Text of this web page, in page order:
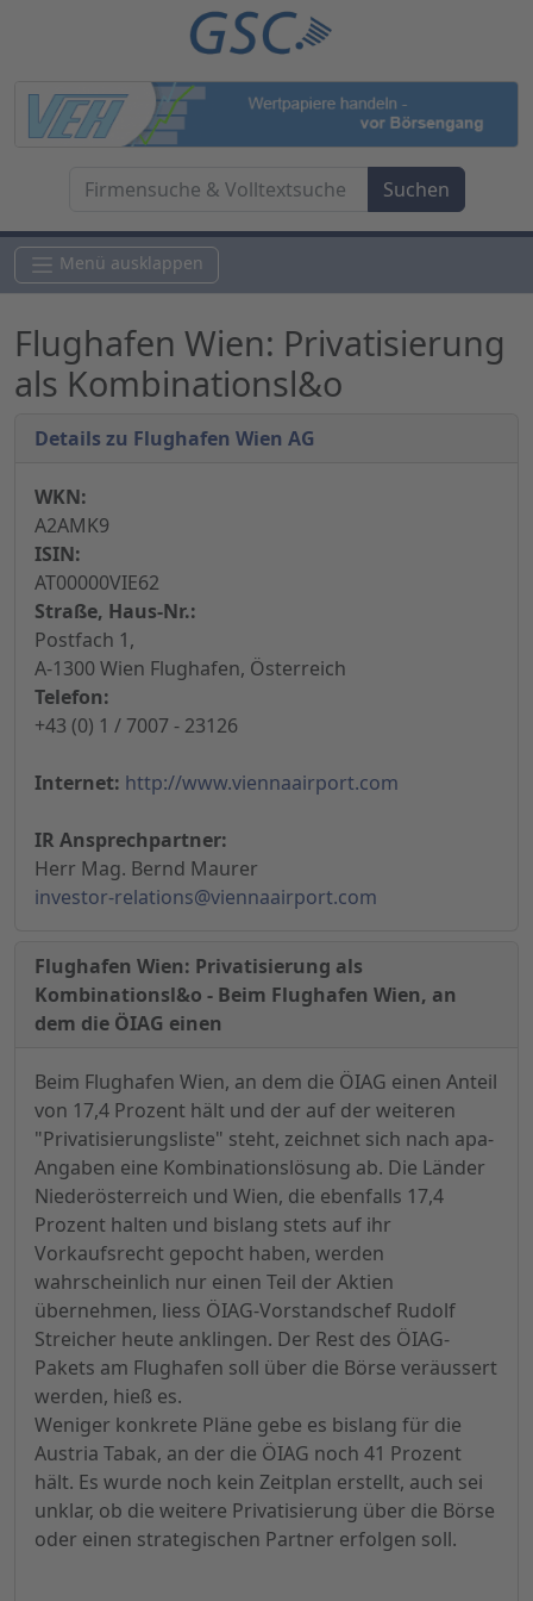
Menü ausklappen
Flughafen Wien: Privatisierung
als Kombinationsl&o
Details zu Flughafen Wien AG
WKN:
A2AMK9
ISIN:
AT00000VIE62
Straße, Haus-Nr.:
Postfach 1,
A-1300 Wien Flughafen, Österreich
Telefon:
+43 (0) 1 / 7007 - 23126
Internet: http://www.viennaairport.com
IR Ansprechpartner:
Herr Mag. Bernd Maurer
investor-relations@viennaairport.com
Flughafen Wien: Privatisierung als
Kombinationsl&o - Beim Flughafen Wien, an
dem die ÖIAG einen
Beim Flughafen Wien, an dem die ÖIAG einen Anteil
von 17,4 Prozent hält und der auf der weiteren
"Privatisierungsliste" steht, zeichnet sich nach apa-
Angaben eine Kombinationslösung ab. Die Länder
Niederösterreich und Wien, die ebenfalls 17,4
Prozent halten und bislang stets auf ihr
Vorkaufsrecht gepocht haben, werden
wahrscheinlich nur einen Teil der Aktien
übernehmen, liess ÖIAG-Vorstandschef Rudolf
Streicher heute anklingen. Der Rest des ÖIAG-
Pakets am Flughafen soll über die Börse veräussert
werden, hieß es.
Weniger konkrete Pläne gebe es bislang für die
Austria Tabak, an der die ÖIAG noch 41 Prozent
hält. Es wurde noch kein Zeitplan erstellt, auch sei
unklar, ob die weitere Privatisierung über die Börse
oder einen strategischen Partner erfolgen soll.